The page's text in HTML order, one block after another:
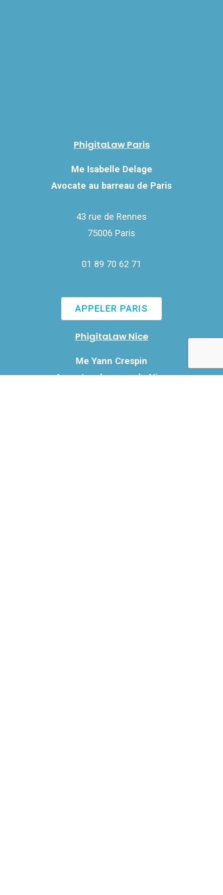
PhigitaLaw Paris
Me Isabelle Delage
Avocate au barreau de Paris
43 rue de Rennes
75006 Paris
01 89 70 62 71
APPELER PARIS
PhigitaLaw Nice
Me Yann Crespin
Avocat au barreau de Nice